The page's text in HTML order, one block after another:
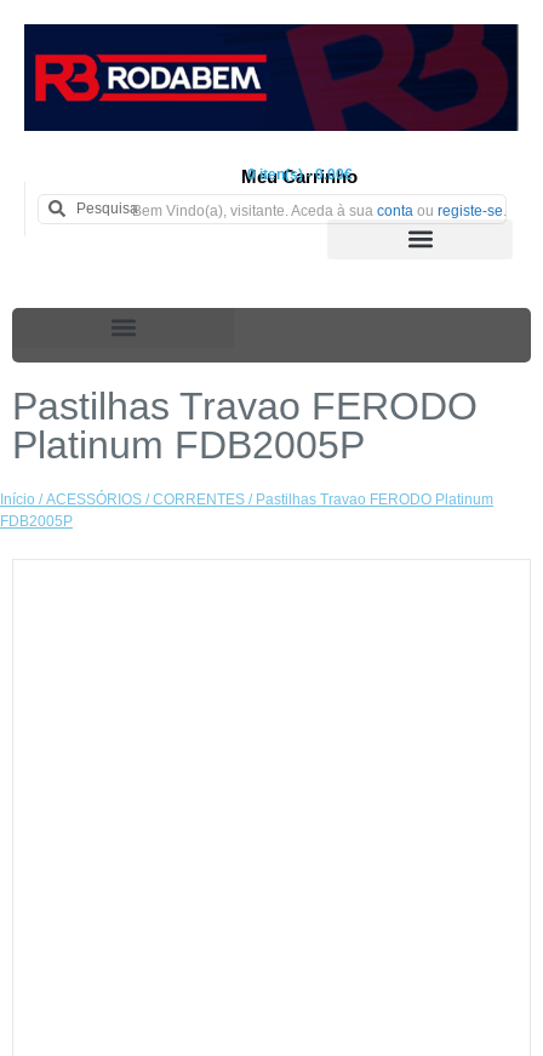
Meu Carrinho
0 iten(s) - 0.00€
Bem Vindo(a), visitante. Aceda à sua conta ou registe-se
Pastilhas Travao FERODO
Platinum FDB2005P
Início /ACESSÓRIOS /CORRENTES / Pastilhas Travao FERODO Platinum
FDB2005P